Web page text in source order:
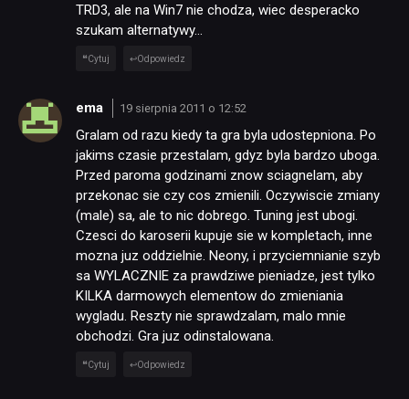
TRD3, ale na Win7 nie chodza, wiec desperacko
szukam alternatywy…
Cytuj Odpowiedz
ema 19 sierpnia 2011 o 12:52
Gralam od razu kiedy ta gra byla udostepniona. Po
jakims czasie przestalam, gdyz byla bardzo uboga.
Przed paroma godzinami znow sciagnelam, aby
przekonac sie czy cos zmienili. Oczywiscie zmiany
(male) sa, ale to nic dobrego. Tuning jest ubogi.
Czesci do karoserii kupuje sie w kompletach, inne
mozna juz oddzielnie. Neony, i przyciemnianie szyb
sa WYLACZNIE za prawdziwe pieniadze, jest tylko
KILKA darmowych elementow do zmieniania
wygladu. Reszty nie sprawdzalam, malo mnie
obchodzi. Gra juz odinstalowana.
Cytuj Odpowiedz